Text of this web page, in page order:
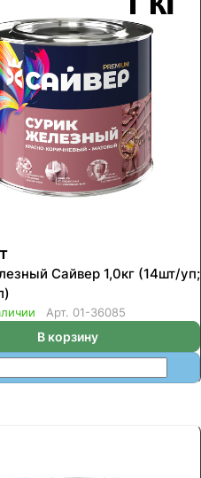
Сайвер 1,0кг (14шт/уп;
Арт. 01-36085
В корзину